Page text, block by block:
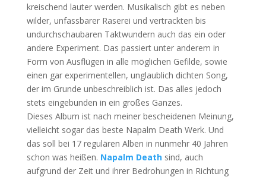
kreischend lauter werden. Musikalisch gibt es neben
wilder, unfassbarer Raserei und vertrackten bis
undurchschaubaren Taktwundern auch das ein oder
andere Experiment. Das passiert unter anderem in
Form von Ausflügen in alle möglichen Gefilde, sowie
einen gar experimentellen, unglaublich dichten Song,
der im Grunde unbeschreiblich ist. Das alles jedoch
stets eingebunden in ein großes Ganzes.
Dieses Album ist nach meiner bescheidenen Meinung,
vielleicht sogar das beste Napalm Death Werk. Und
das soll bei 17 regulären Alben in nunmehr 40 Jahren
schon was heißen. Napalm Deathsind, auch
aufgrund der Zeit und ihrer Bedrohungen in Richtung